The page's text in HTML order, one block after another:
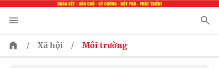
/ Xã hội / Môi trường